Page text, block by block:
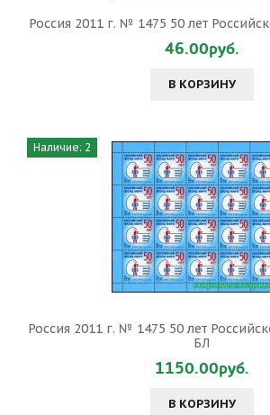
Россия 2011 г. № 1475 50 лет
46.00руб.
В КОРЗИНУ
Наличие: 2
Россия 2011 г. № 1475 50 лет
БЛ
1150.00руб.
В КОРЗИНУ